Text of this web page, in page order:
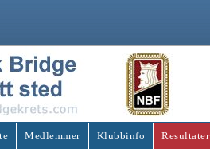
Medlemmer Klubbinfo Resultater